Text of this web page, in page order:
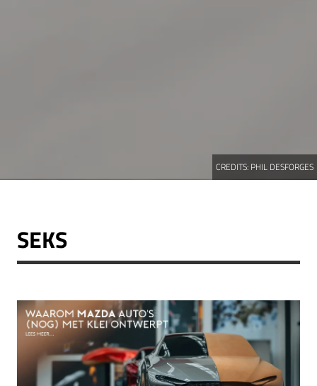
CREDITS: PHIL DESFORGES
SEKS